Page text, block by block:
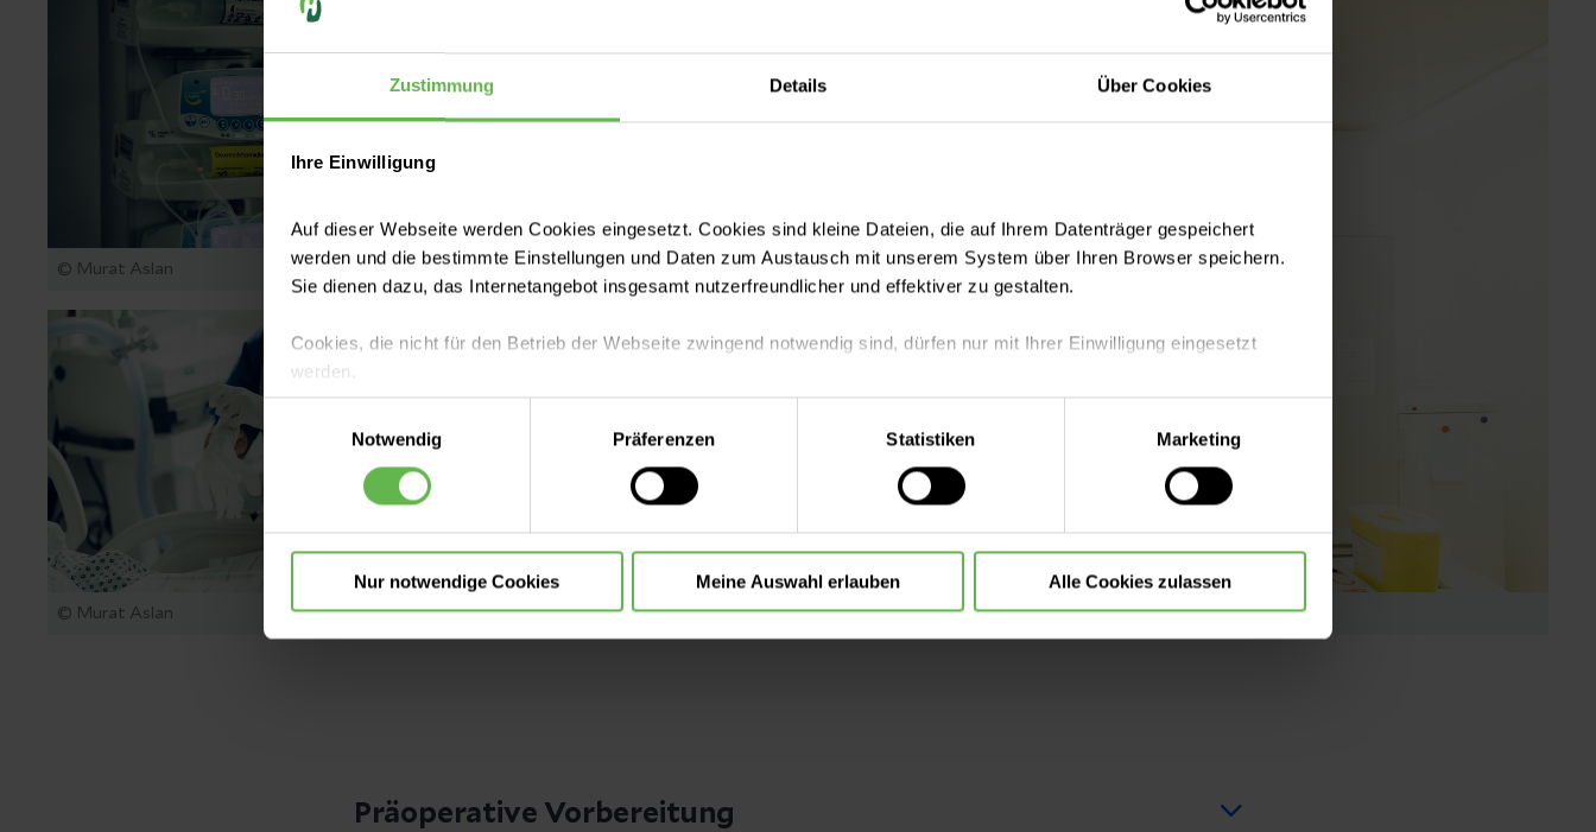
Zustimmung Details Über Cookies
Ihre Einwilligung
Auf dieser Webseite werden Cookies eingesetzt. Cookies sind kleine Dateien, die auf Ihrem Datenträger gespeichert
werden und die bestimmte Einstellungen und Daten zum Austausch mit unserem System über Ihren Browser speichern.
Sie dienen dazu, das Internetangebot insgesamt nutzerfreundlicher und effektiver zu gestalten.
Cookies, die nicht für den Betrieb der Webseite zwingend notwendig sind, dürfen nur mit Ihrer Einwilligung eingesetzt
werden.
Es steht Ihnen frei, unsere Seite mit nur den notwendigen Cookies zu benutzen, eine individuelle Auswahl hinsichtlich der
nicht notwendigen Cookies zu treffen oder durch Auswahl von „Alle Cookies akzeptieren“ in die Verwendung aller Cookies
einzuwilligen. Ihre Auswahlentscheidung können Sie jederzeit ändern oder widerrufen.
Notwendig
Präferenzen Statistiken Marketing
Nur notwendige Cookies Meine Auswahl erlauben Alle Cookies zulassen
© Murat Aslan
© Murat Aslan
© Murat Aslan
Präoperative Vorbereitung